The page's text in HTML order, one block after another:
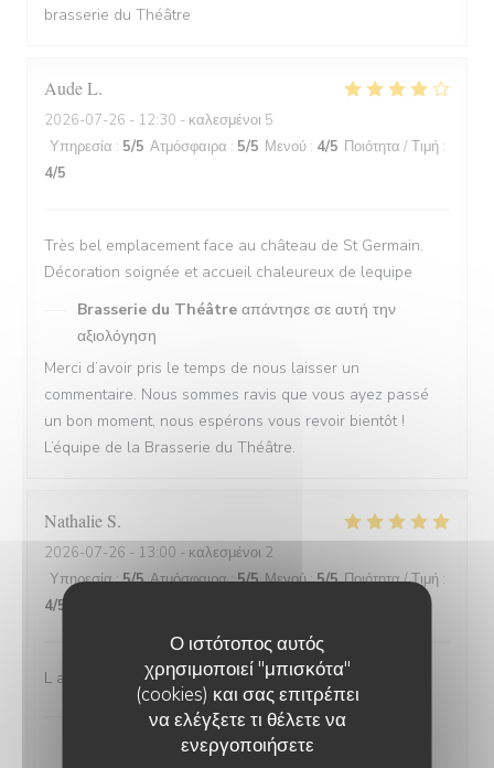
Ο ιστότοπος αυτός
χρησιμοποιεί "μπισκότα"
(cookies) και σας επιτρέπει
να ελέγξετε τι θέλετε να
ενεργοποιήσετε
brasserie du Théâtre
AudeL
2026-07-26 - 12:30 - καλεσμένοι 5
Υπηρεσία : 5/5 Ατμόσφαιρα : 5/5 Μενού : 4/5 Ποιότητα / Τιμή :
4/5
Très bel emplacement face au château de St Germain.
Décoration soignée et accueil chaleureux de lequipe
Brasserie du Théâtre απάντησε σε αυτή την
αξιολόγηση
Merci d’avoir pris le temps de nous laisser un
commentaire. Nous sommes ravis que vous ayez passé
un bon moment, nous espérons vous revoir bientôt !
L’équipe de la Brasserie du Théâtre.
Nathalie S
2026-07-26 - 13:00 - καλεσμένοι 2
Υπηρεσία:5/5 Ατμόσφαιρα:5/5 Μενού:5/5 Ποιότητα / Τιμή :
4/5
L accueil Ambiance du resto Qualité de la viande
Brasserie du Théâtre απάντησε σε αυτή την